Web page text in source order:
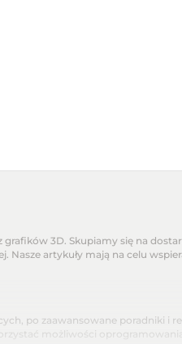
3D. Skupiamy się na
artykuły mają na celu
po zaawansowane poradniki i
możliwości